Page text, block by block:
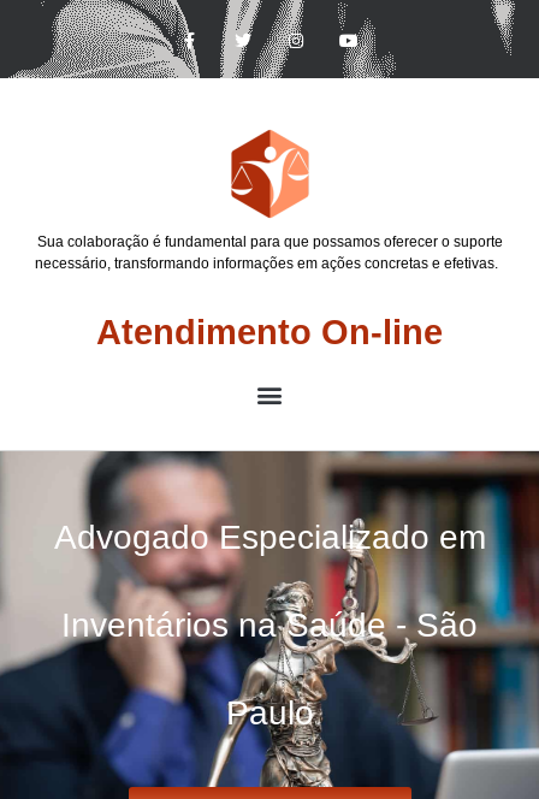
Sua colaboração é fundamental para que possamos oferecer o suporte
necessário, transformando informações em ações concretas e efetivas.
Atendimento On-line
Advogado Especializado em
Inventários na Saúde - São
Paulo